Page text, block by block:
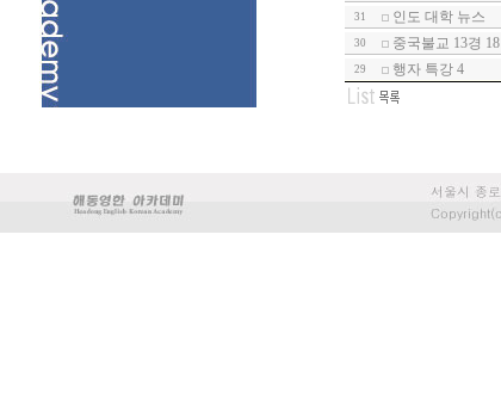
31 인도 대학 뉴스
30 중국불교 13경 18
29 행자 특강 4